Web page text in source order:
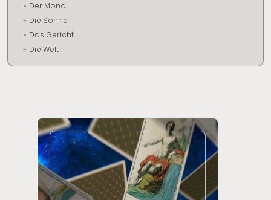
Der Mond
Die Sonne
Das Gericht
Die Welt